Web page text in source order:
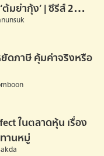
มยำกุ้ง’ | ซีรีส์ 2
ดภาษี คุ้มค่าจริงหรือ
ในตลาดหุ้น เรื่อง
านหมู่